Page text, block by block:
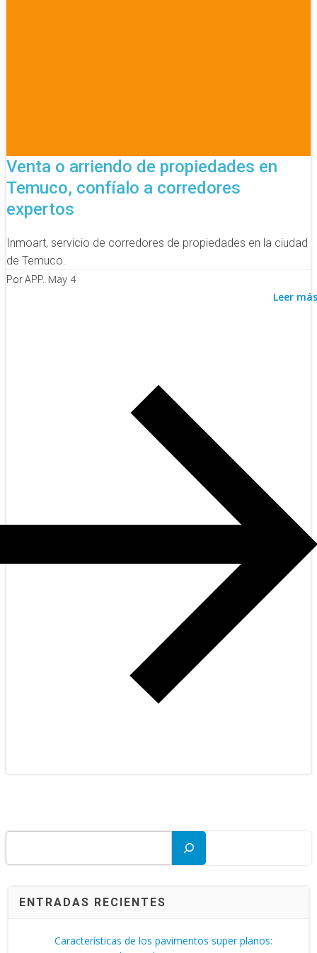
Venta o arriendo de propiedades en
Temuco, confíalo a corredores
expertos
Inmoart, servicio de corredores de propiedades en la ciudad
de Temuco.
Por APP. May 4
Leer más
ENTRADAS RECIENTES
Características de los pavimentos super planos: